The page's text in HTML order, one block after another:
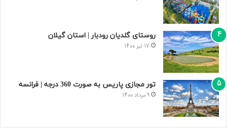
روستای گلدیان رودبار | استان گیلان
17 تیر 1400
تور مجازی پاریس به صورت 360 درجه | فرانسه
9 مرداد 1400